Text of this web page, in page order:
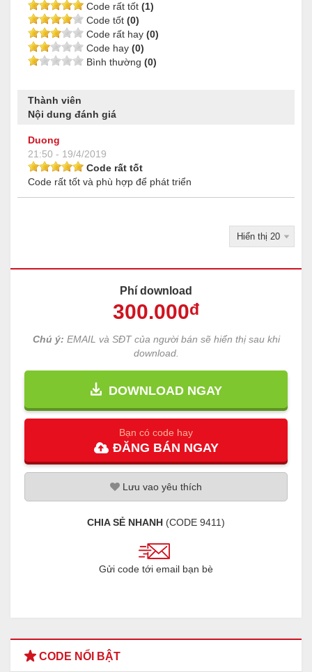
Code rất tốt (1)
Code tốt (0)
Code rất hay (0)
Code hay (0)
Bình thường (0)
Thành viên
Nội dung đánh giá
Duong
21:50 - 19/4/2019
Code rất tốt
Code rất tốt và phù hợp để phát triển
Phí download
300.000đ
Chú ý: EMAIL và SĐT của người bán sẽ hiển thị sau khi
download.
DOWNLOAD NGAY
Bạn có code hay
ĐĂNG BÁN NGAY
Lưu vao yêu thích
CHIA SẺ NHANH (CODE 9411)
Gửi code tới email bạn bè
CODE NỔI BẬT